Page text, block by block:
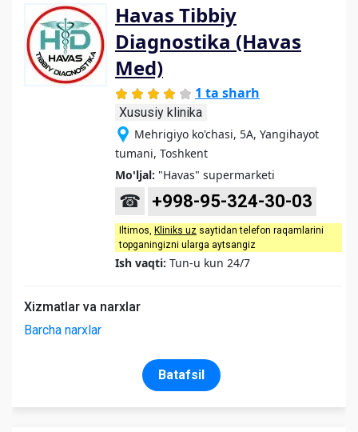
Havas Tibbiy
Diagnostika (Havas
Med)
1 ta sharh
Xususiy klinika
Mehrigiyo ko'chasi, 5A, Yangihayot
tumani, Toshkent
Mo'ljal: "Havas" supermarketi
☎ +998-95-324-30-03
Iltimos, Kliniks uz saytidan telefon raqamlarini
topganingizni ularga aytsangiz
Ish vaqti: Tun-u kun 24/7
Xizmatlar va narxlar
Barcha narxlar
Batafsil